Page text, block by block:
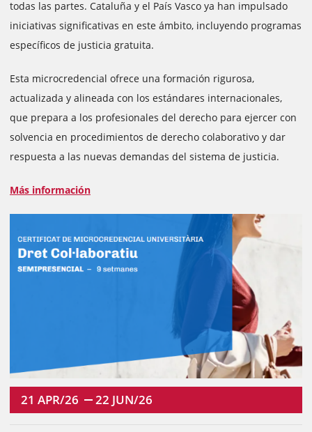
todas las partes. Cataluña y el País Vasco ya han impulsado
iniciativas significativas en este ámbito, incluyendo programas
específicos de justicia gratuita.
Esta microcredencial ofrece una formación rigurosa,
actualizada y alineada con los estándares internacionales,
que prepara a los profesionales del derecho para ejercer con
solvencia en procedimientos de derecho colaborativo y dar
respuesta a las nuevas demandas del sistema de justicia.
Más información
21 APR/26 22 JUN/26